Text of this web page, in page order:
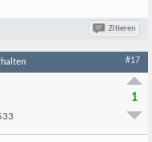
Zitieren
#17
1